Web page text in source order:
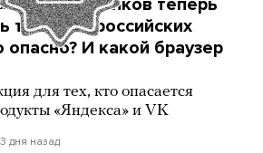
и других банков теперь
только в российских
опасно? И какой браузер
для тех, кто опасается
«Яндекса» и VK
3 дня назад